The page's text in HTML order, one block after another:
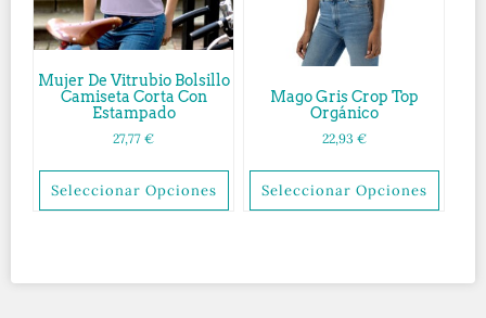
Mujer De Vitrubio Bolsillo
Camiseta Corta Con
Estampado
27,77€
Seleccionar Opciones
Mago Gris Crop Top
Orgánico
22,93 €
Seleccionar Opciones